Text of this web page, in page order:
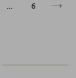
... Страница
6